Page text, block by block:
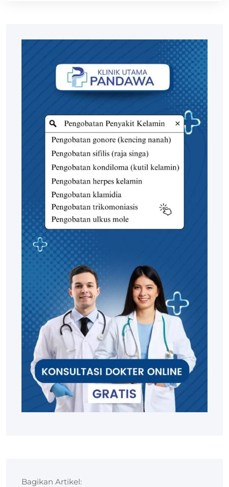
Bagikan Artikel: